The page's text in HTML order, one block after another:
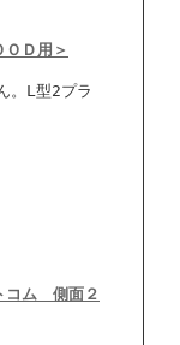
Ｄ用＞
。L型2プラ
コム 側面２